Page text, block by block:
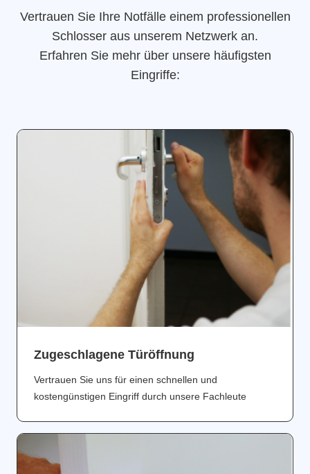
Vertrauen Sie Ihre Notfälle einem professionellen
Schlosser aus unserem Netzwerk an.
Erfahren Sie mehr über unsere häufigsten
Eingriffe:
Zugeschlagene Türöffnung
Vertrauen Sie uns für einen schnellen und
kostengünstigen Eingriff durch unsere Fachleute